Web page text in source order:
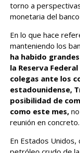
torno a
monetaria del
En lo que hace
manteniendo los
ha habido
la Reserva
colegas ante los
estadounidense,
posibilidad de
como este mes,
reunión en concreto.
En Estados